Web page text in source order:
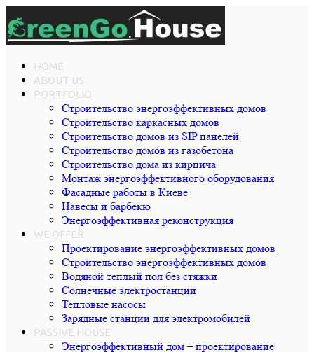
HOME
ABOUT US
PORTFOLIO
Строительство энергоэффективных домов
Строительство каркасных домов
Строительство домов из SIP панелей
Строительство домов из газобетона
Строительство дома из кирпича
Монтаж энергоэффективного оборудования
Фасадные работы в Киеве
Навесы и барбекю
Энергоэффективная реконструкция
WE OFFER
Проектирование энергоэффективных домов
Строительство энергоэффективных домов
Водяной теплый пол без стяжки
Cолнечные электростанции
Тепловые насосы
Зарядные станции для электромобилей
PASSIVE HOUSE
Энергоэффективный дом – проектирование